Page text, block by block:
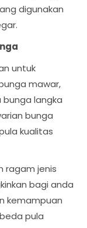
digunakan
untuk
mawar,
bunga langka
bunga
kualitas
ragam jenis
bagi anda
kemampuan
pula